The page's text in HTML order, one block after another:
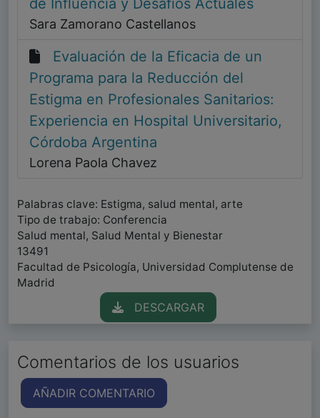
de Influencia y Desafíos Actuales
Sara Zamorano Castellanos
Evaluación de la Eficacia de un
Programa para la Reducción del
Estigma en Profesionales Sanitarios:
Experiencia en Hospital Universitario,
Córdoba Argentina
Lorena Paola Chavez
Palabras clave: Estigma, salud mental, arte
Tipo de trabajo: Conferencia
Salud mental, Salud Mental y Bienestar
13491
Facultad de Psicología, Universidad Complutense de
Madrid
DESCARGAR
Comentarios de los usuarios
AÑADIR COMENTARIO